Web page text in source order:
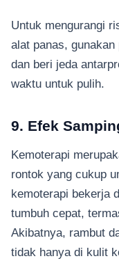
Untuk mengurangi
alat panas, gunakan
dan beri jeda
waktu untuk pulih.
9. Efek
Kemoterapi
rontok yang cukup
kemoterapi bekerja
tumbuh cepat,
Akibatnya, rambut
tidak hanya di kulit